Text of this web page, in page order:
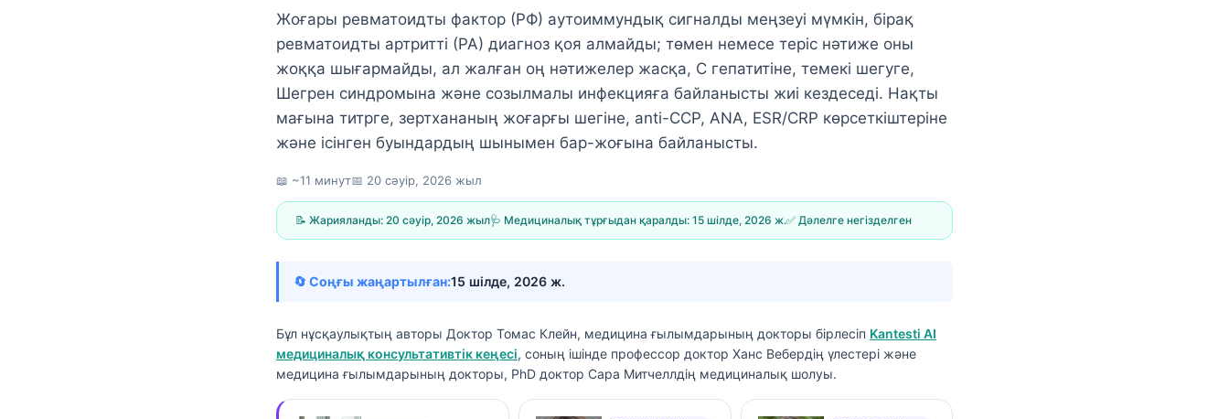
Жоғары ревматоидты фактор (РФ) аутоиммундық сигналды меңзеуі мүмкін, бірақ
ревматоидты артритті (РА) диагноз қоя алмайды; төмен немесе теріс нәтиже оны
жоққа шығармайды, ал жалған оң нәтижелер жасқа, С гепатитіне, темекі шегуге,
Шегрен синдромына және созылмалы инфекцияға байланысты жиі кездеседі. Нақты
мағына титрге, зертхананың жоғарғы шегіне, anti-CCP, ANA, ESR/CRP көрсеткіштеріне
және ісінген буындардың шынымен бар-жоғына байланысты.
📖 ~11 минут📅 20 сәуір, 2026 жыл
📝 Жарияланды: 20 сәуір, 2026 жыл🩺 Медициналық тұрғыдан қаралды: 15 шілде, 2026 ж.✅ Дәлелге негізделген
🔄 Соңғы жаңартылған:15 шілде, 2026 ж.
Бұл нұсқаулықтың авторы Доктор Томас Клейн, медицина ғылымдарының докторы бірлесіп Kantesti AI
медициналық консультативтік кеңесі, соның ішінде профессор доктор Ханс Вебердің үлестері және
медицина ғылымдарының докторы, PhD доктор Сара Митчеллдің медициналық шолуы.